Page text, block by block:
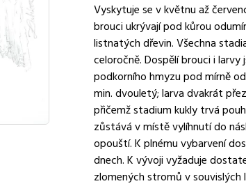
Vyskytuje se v květnu až
brouci ukrývají pod kůrou
listnatých dřevin. Všechna
celoročně. Dospělí brouci i larvy
podkorního hmyzu pod mírně
min. dvouletý; larva dvakrát
přičemž stadium kukly trvá
zůstává v místě vylíhnutí do
opouští. K plnému vybarvení
dnech. K vývoji vyžaduje
zlomených stromů v souvislých